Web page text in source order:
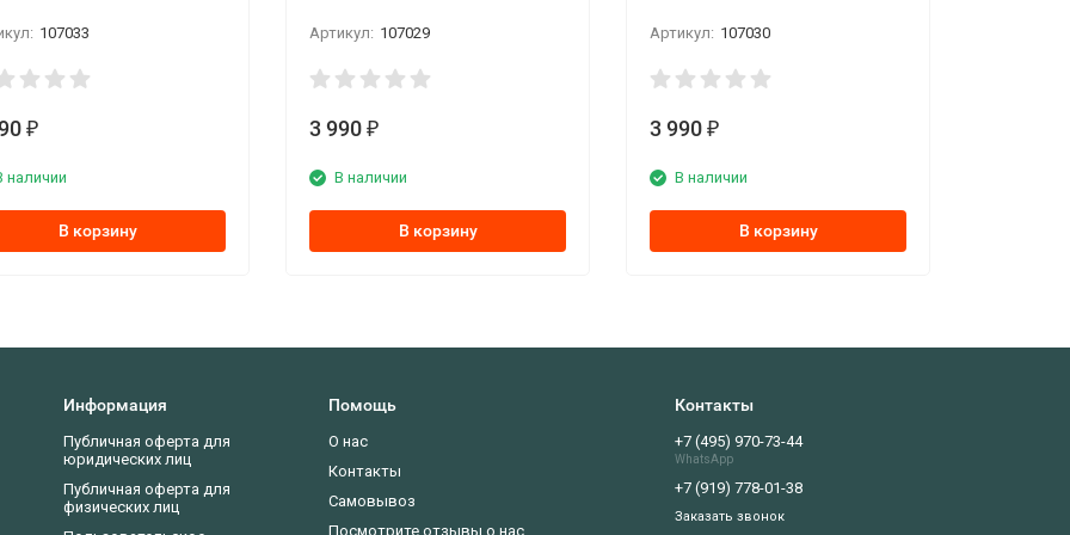
107033
₽
наличии
В корзину
Артикул: 107029
3 990 ₽
В наличии
В корзину
Артикул: 107030
3 990 ₽
В наличии
В корзину
Информация
Публичная оферта для
юридических лиц
Публичная оферта для
физических лиц
Помощь
О нас
Контакты
Самовывоз
Посмотрите отзывы о нас
Контакты
+7 (495) 970-73-44
WhatsApp
+7 (919) 778-01-38
Заказать звонок